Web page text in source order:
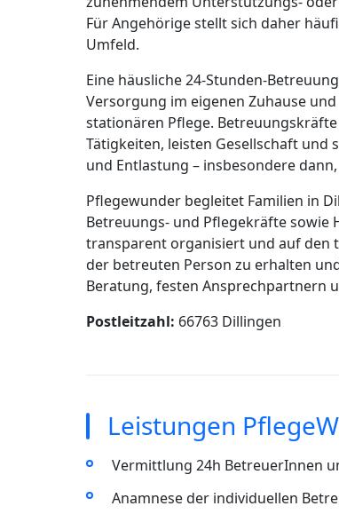
Für Angehörige stellt sich daher
Umfeld.
Eine häusliche 24-Stunden-
Versorgung im eigenen Zuhause
stationären Pflege.
Tätigkeiten, leisten Gesellschaft
und Entlastung – insbesondere
Pflegewunder begleitet Familien in
Betreuungs- und Pflegekräfte sowie
transparent organisiert und auf den
der betreuten Person zu erhalten
Beratung, festen Ansprechpartnern
Postleitzahl: 66763 Dillingen
Leistungen
Vermittlung 24h BetreuerInnen
Anamnese der individuellen